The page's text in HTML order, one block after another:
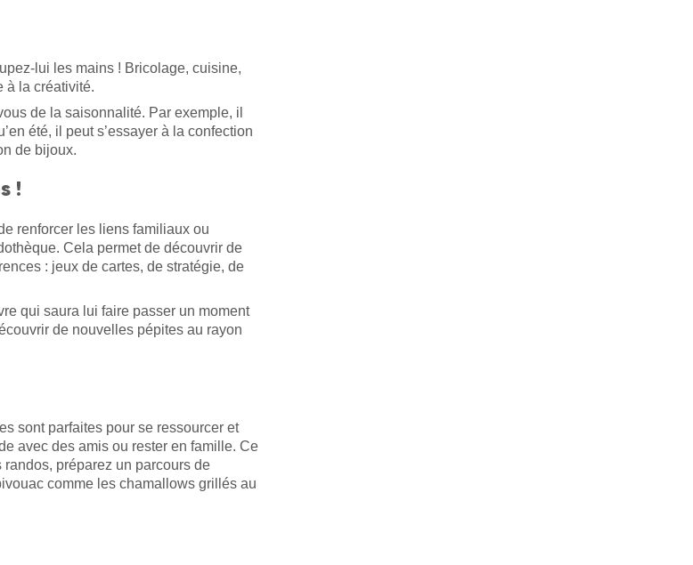
lui les mains ! Bricolage, cuisine,
à la créativité.
de la saisonnalité. Par exemple, il
été, il peut s’essayer à la confection
de bijoux.
!
renforcer les liens familiaux ou
Cela permet de découvrir de
: jeux de cartes, de stratégie, de
qui saura lui faire passer un moment
de nouvelles pépites au rayon
sont parfaites pour se ressourcer et
avec des amis ou rester en famille. Ce
préparez un parcours de
comme les chamallows grillés au